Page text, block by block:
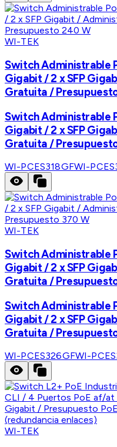
WI-TEK
Switch Administrable
Gigabit / 2 x SFP
Gratuita /
Switch Administrable
Gigabit / 2 x SFP
Gratuita /
WI-PCES318GFWI-
WI-TEK
Switch Administrable
Gigabit / 2 x SFP
Gratuita /
Switch Administrable
Gigabit / 2 x SFP
Gratuita /
WI-PCES326GFWI-
WI-TEK